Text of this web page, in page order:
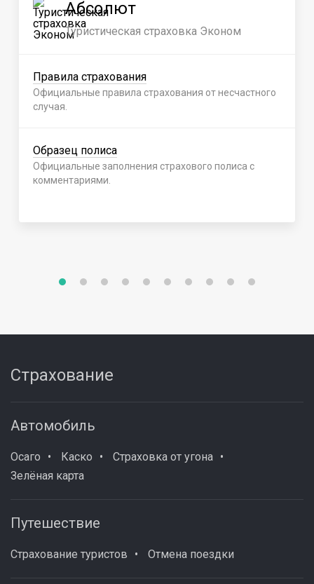
Абсолют
Туристическая страховка Эконом
Правила страхования
Официальные правила страхования от несчастного
случая.
Образец полиса
Официальные заполнения страхового полиса с
комментариями.
Страхование
Автомобиль
Осаго Каско
Страховка от угона
Зелёная карта
Путешествие
Страхование туристов Отмена поездки